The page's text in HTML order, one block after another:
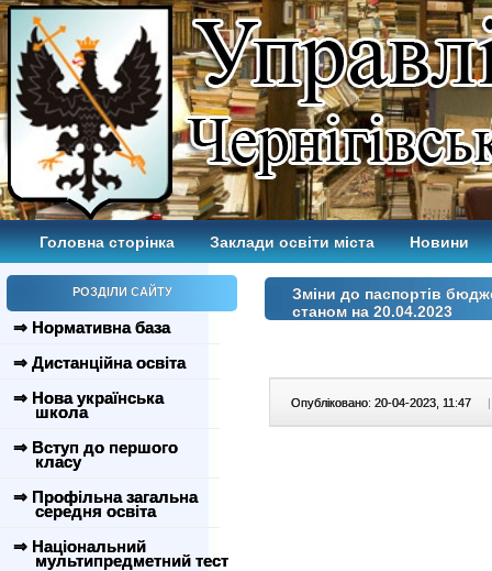
Головна сторінка Заклади освіти міста Новини
РОЗДІЛИ САЙТУ
⇒ Нормативна база
⇒ Дистанційна освіта
⇒ Нова українська
школа
⇒ Вступ до першого
класу
⇒ Профільна загальна
середня освіта
⇒ Національний
мультипредметний тест
Зміни до паспортів
станом на 20.04.2023
Опубліковано: 20-04-2023, 11:47 |